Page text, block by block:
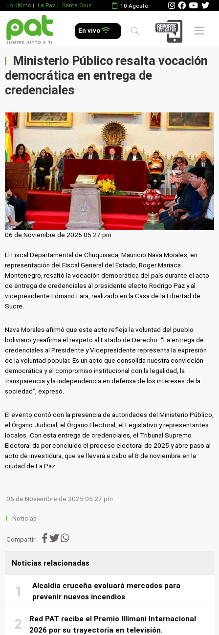
Lo último | La Paz | Santa Cruz 10 Agosto
En vivo Mobile
Ministerio Público resalta vocación
democrática en entrega de
credenciales
06 de Noviembre de 2025 05:27 pm
El Fiscal Departamental de Chuquisaca, Mauricio Nava Morales, en
representación del Fiscal General del Estado, Roger Mariaca
Montenegro, resaltó la vocación democrática del país durante el acto
de entrega de credenciales al presidente electo Rodrigo Paz y al
vicepresidente Edmand Lara, realizado en la Casa de la Libertad de
Sucre.
Nava Morales afirmó que este acto refleja la voluntad del pueblo
boliviano y reafirma el respeto al Estado de Derecho. “La entrega de
credenciales al Presidente y Vicepresidente representa la expresión
de la voluntad popular. Es un acto que consolida nuestra convicción
democrática y el compromiso institucional con la legalidad, la
transparencia y la independencia en defensa de los intereses de la
sociedad”, expresó.
El evento contó con la presencia de autoridades del Ministerio Público,
el Órgano Judicial, el Órgano Electoral, el Legislativo y representantes
locales. Con esta entrega de credenciales, el Tribunal Supremo
Electoral da por concluido el proceso electoral de 2025 y abre paso al
acto de investidura, que se llevará a cabo el 8 de noviembre en la
ciudad de La Paz.
06 de Noviembre de 2025 05:27 pm
Noticias
Compartir:
Noticias relacionadas
Alcaldía cruceña evaluará mercados para
prevenir nuevos incendios
Red PAT recibe el Premio Illimani Internacional
2026 por su trayectoria en televisión.